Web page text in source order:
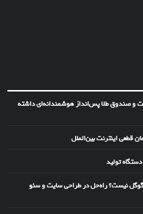
و صندوق طلا پس‌انداز هوشمندانه‌ای داشته
قطعی اینترنت بین‌الملل
تولید
نیست؟ راه‌حل در طراحی سایت و سئو